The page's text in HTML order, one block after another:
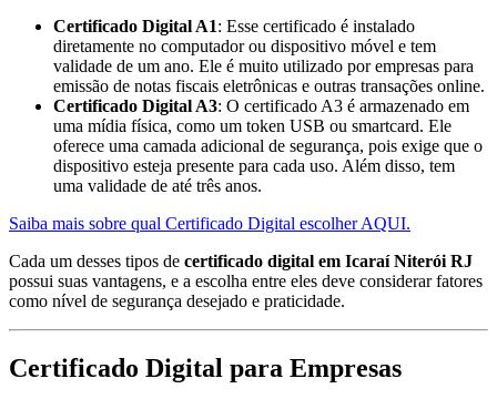
Certificado Digital A1: Esse certificado é instalado
diretamente no computador ou dispositivo móvel e tem
validade de um ano. Ele é muito utilizado por empresas para
emissão de notas fiscais eletrônicas e outras transações online.
Certificado Digital A3: O certificado A3 é armazenado em
uma mídia física, como um token USB ou smartcard. Ele
oferece uma camada adicional de segurança, pois exige que o
dispositivo esteja presente para cada uso. Além disso, tem
uma validade de até três anos.
Saiba mais sobre qual Certificado Digital escolher AQUI.
Cada um desses tipos de certificado digital em Icaraí Niterói RJ
possui suas vantagens, e a escolha entre eles deve considerar fatores
como nível de segurança desejado e praticidade.
Certificado Digital para Empresas